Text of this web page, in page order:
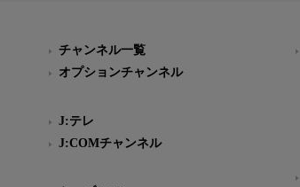
チャンネル一覧
オプションチャンネル
J:テレ
J:COMチャンネル